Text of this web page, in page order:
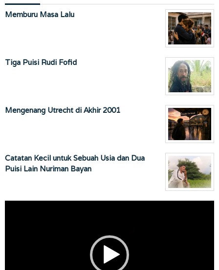
Memburu Masa Lalu
Tiga Puisi Rudi Fofid
Mengenang Utrecht di Akhir 2001
Catatan Kecil untuk Sebuah Usia dan Dua
Puisi Lain Nuriman Bayan